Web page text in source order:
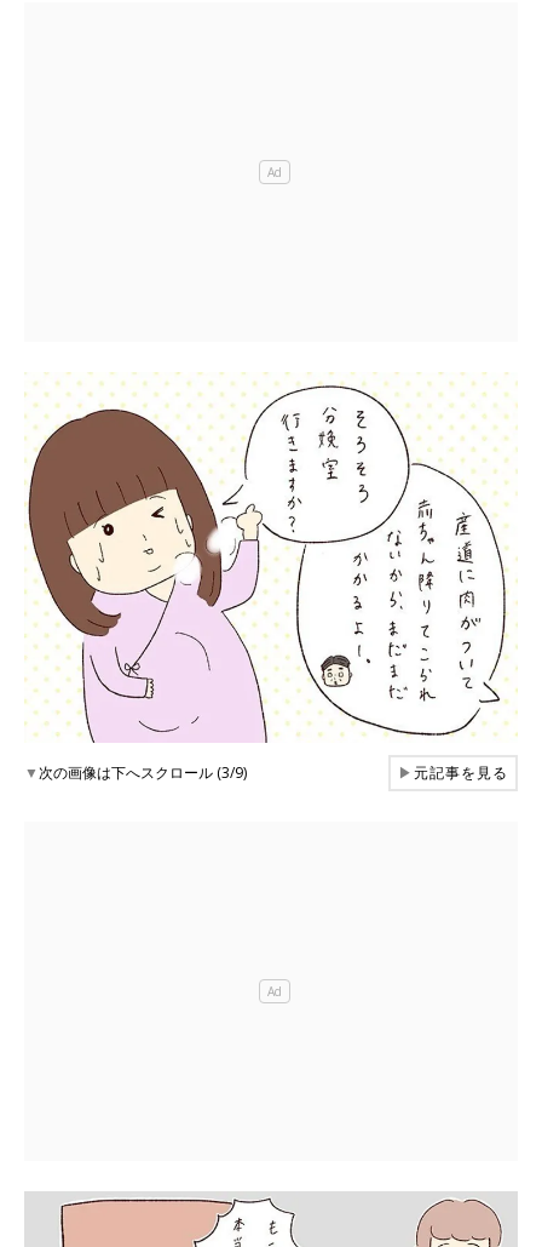
▼次の画像は下へスクロール (3/9) ▶元記事を見る